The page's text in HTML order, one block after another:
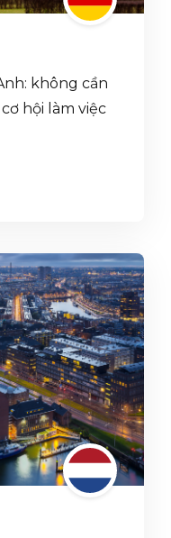
không cần
hội làm việc